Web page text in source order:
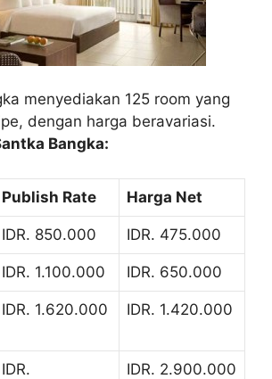
menyediakan 125 room yang
dengan harga beravariasi.
Bangka:
Publish Rate Harga Net
IDR. 850.000 IDR. 475.000
IDR. 1.100.000 IDR. 650.000
IDR. 1.620.000 IDR. 1.420.000
IDR.
IDR. 2.900.000